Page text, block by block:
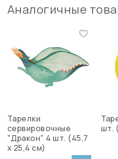
Аналогичные
Тарелки
сервировочные
"Дракон" 4 шт. (45,7
x 25,4 см)
шт.